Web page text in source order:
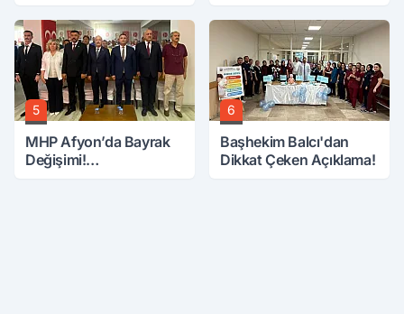
5
MHP Afyon’da Bayrak
Değişimi!
6
Başhekim Balcı'dan
Dikkat Çeken Açıklama!